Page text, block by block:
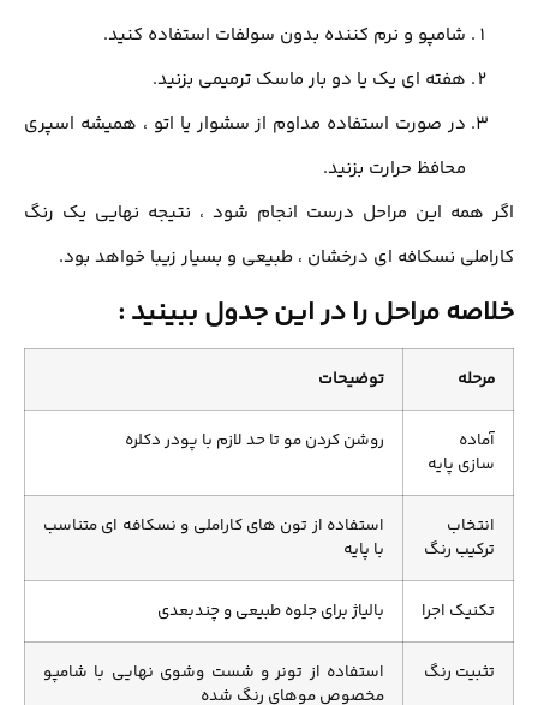
شامپو و نرم کننده بدون سولفات استفاده کنید.
هفته ای یک یا دو بار ماسک ترمیمی بزنید.
در صورت استفاده مداوم از سشوار یا اتو ، همیشه اسپری
محافظ حرارت بزنید.
همه این مراحل درست انجام شود ، نتیجه نهایی یک رنگ
نسکافه ای درخشان ، طبیعی و بسیار زیبا خواهد بود.
مراحل را در این جدول ببینید :
توضیحات
پایه
روشن کردن مو تا حد لازم با پودر دکلره
رنگ
استفاده از تون های کاراملی و نسکافه ای متناسب
با پایه
اجرا بالیاژ برای جلوه طبیعی و چندبعدی
رنگ
استفاده از تونر و شست وشوی نهایی با شامپو
مخصوص موهای رنگ شده